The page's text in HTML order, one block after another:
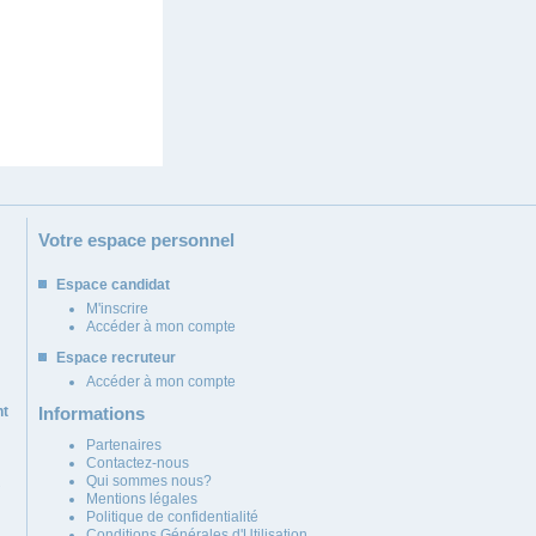
Votre espace personnel
Espace candidat
M'inscrire
Accéder à mon compte
Espace recruteur
Accéder à mon compte
Informations
Partenaires
Contactez-nous
Qui sommes nous?
Mentions légales
Politique de confidentialité